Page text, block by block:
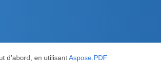
d’abord, en utilisantAspose.PDF